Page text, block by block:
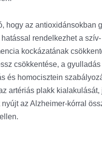
hogy az antioxidánsokban
rendelkezhet a
kockázatának
csökkentése, a
és homocisztein
artériás plakk kialakulását,
az Alzheimer-kórral